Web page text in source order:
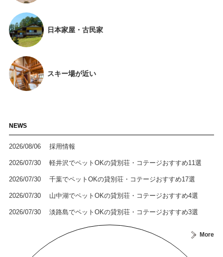
日本家屋・古民家
スキー場が近い
NEWS
2026/08/06 採用情報
2026/07/30 軽井沢でペットOKの貸別荘・コテージおすすめ11選
2026/07/30 千葉でペットOKの貸別荘・コテージおすすめ17選
2026/07/30 山中湖でペットOKの貸別荘・コテージおすすめ4選
2026/07/30 淡路島でペットOKの貸別荘・コテージおすすめ3選
More